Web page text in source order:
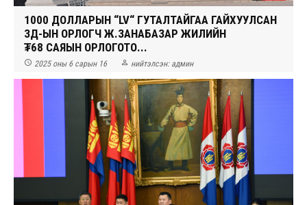
1000 ДОЛЛАРЫН “LV“ ГУТАЛТАЙГАА ГАЙХУУЛСАН
ЗД-ЫН ОРЛОГЧ Ж.ЗАНАБАЗАР ЖИЛИЙН
₮68 САЯЫН ОРЛОГОТО...
 2025 оны 6 сарын 16  нийтэлсэн: админ